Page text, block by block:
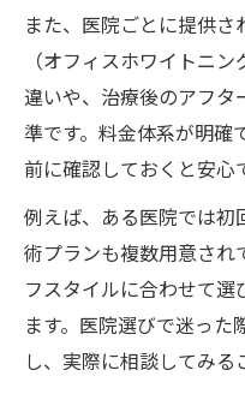
岡山で人気の
詳細解説
オフィスホワ
その魅力
岡山市における最
イド
ホワイトニン
療法の違い
岡山市で選ば
また、医院ごとに提供
（オフィスホワイトニ
違いや、治療後のアフタ
準です。料金体系が明確
前に確認しておくと安心
例えば、ある医院では初
術プランも複数用意され
フスタイルに合わせて
ます。医院選びで迷っ
し、実際に相談してみる